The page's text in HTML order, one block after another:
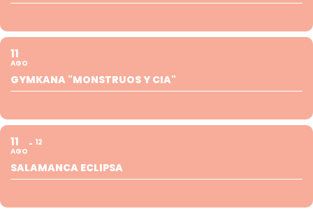
11
AGO
GYMKANA "MONSTRUOS Y CIA"
11
AGO
12
SALAMANCA ECLIPSA